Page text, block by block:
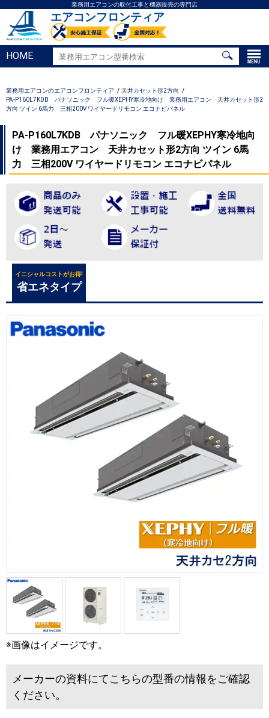
業務用エアコンの取付工事と機器販売の専門店
エアコンフロンティア
HOME
業務用エアコンのエアコンフロンティア
天井カセット形2方向
PA-P160L7KDB パナソニック フル暖XEPHY寒冷地向け 業務用エアコン 天井カセット形2
方向 ツイン 6馬力 三相200V ワイヤードリモコン エコナビパネル
PA-P160L7KDB パナソニック フル暖XEPHY寒冷地向
け 業務用エアコン 天井カセット形2方向 ツイン 6馬
力 三相200V ワイヤードリモコン エコナビパネル
イニシャルコストがお得!
省エネタイプ
※画像はイメージです。
メーカーの資料にてこちらの型番の情報をご確認
ください。